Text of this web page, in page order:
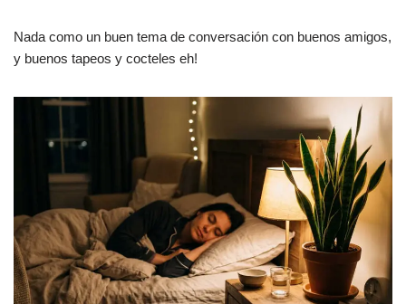
Nada como un buen tema de conversación con buenos amigos,
y buenos tapeos y cocteles eh!